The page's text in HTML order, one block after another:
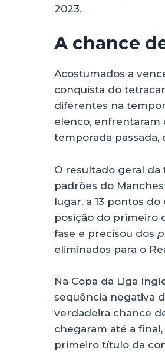
2023.
A chance
Acostumados a
conquista do
diferentes na
elenco, enfrentaram
temporada passada,
O resultado geral
padrões do
lugar, a 13 pontos
posição do primeiro
fase e precisou dos
eliminados para o
Na Copa da Liga
sequência negativa
verdadeira chance
chegaram até a
primeiro título da